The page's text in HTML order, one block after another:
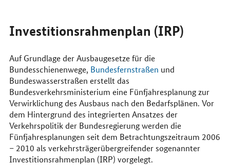
Investitionsrahmenplan (IRP)
Auf Grundlage der Ausbaugesetze für die
Bundesschienenwege, Bundesfernstraßen und
Bundeswasserstraßen erstellt das
Bundesverkehrsministerium eine Fünfjahresplanung zur
Verwirklichung des Ausbaus nach den Bedarfsplänen. Vor
dem Hintergrund des integrierten Ansatzes der
Verkehrspolitik der Bundesregierung werden die
Fünfjahresplanungen seit dem Betrachtungszeitraum 2006
– 2010 als verkehrsträgerübergreifender sogenannter
Investitionsrahmenplan (IRP) vorgelegt.